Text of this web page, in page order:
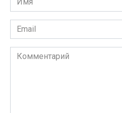
*
Email
*
Комментарий